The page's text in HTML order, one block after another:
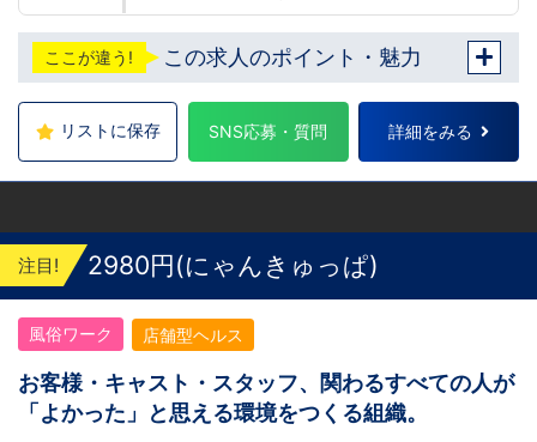
反田：五反田駅から徒歩2分 池袋：池袋駅西
口から徒歩2分 吉原：三ノ輪駅から徒歩8分
神奈川 横浜：京急線黄金町駅から徒歩8分 茨
城 水戸：水戸駅からバス5分 北海道 札幌：す
すきの駅から徒歩5分 中国・四国 鳥取：米子
市皆生温泉 愛媛：松山道後温泉 九州・沖縄
ここが違う! この求人のポイント・魅力
リストに保存 SNS応募・質問 詳細をみる
注目! 2980円(にゃんきゅっぱ)
風俗ワーク 店舗型ヘルス
お客様・キャスト・スタッフ、関わるすべての人が
「よかった」と思える環境をつくる組織。